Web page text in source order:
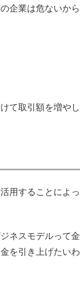
企業は危ないから
て取引額を増やし
用することによっ
ネスモデルって金
を引き上げたいわ